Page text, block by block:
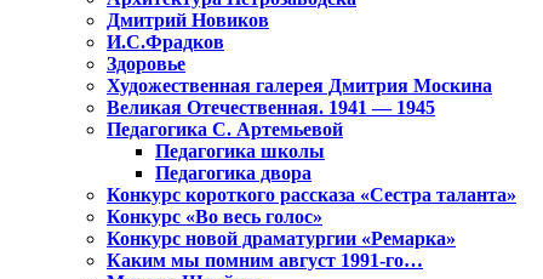
Дмитрий Новиков
И.С.Фрадков
Здоровье
Художественная галерея Дмитрия Москина
Великая Отечественная. 1941 — 1945
Педагогика С. Артемьевой
Педагогика школы
Педагогика двора
Конкурс короткого рассказа «Сестра таланта»
Конкурс «Во весь голос»
Конкурс новой драматургии «Ремарка»
Каким мы помним август 1991-го…